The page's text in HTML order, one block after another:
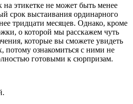
на этикетке не может быть менее
срок выстаивания ординарного
тридцати месяцев. Однако, кроме
о которой мы расскажем чуть
которые вы сможете увидеть
потому ознакомиться с ними не
готовыми к сюрпризам.